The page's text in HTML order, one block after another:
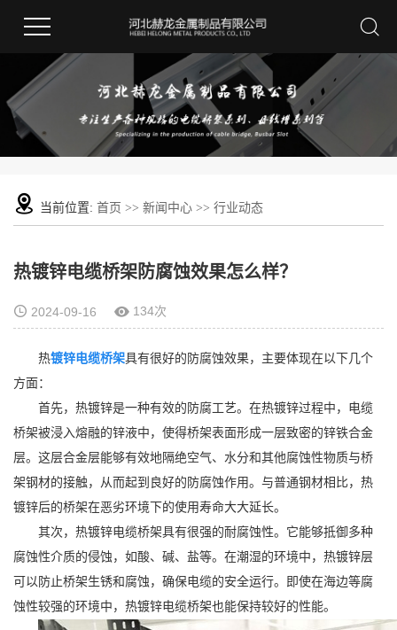
当前位置: 首页 >> 新闻中心 >> 行业动态
热镀锌电缆桥架防腐蚀效果怎么样？
2024-09-16 134次
热镀锌电缆桥架具有很好的防腐蚀效果，主要体现在以下几个
方面：
首先，热镀锌是一种有效的防腐工艺。在热镀锌过程中，电缆
桥架被浸入熔融的锌液中，使得桥架表面形成一层致密的锌铁合金
层。这层合金层能够有效地隔绝空气、水分和其他腐蚀性物质与桥
架钢材的接触，从而起到良好的防腐蚀作用。与普通钢材相比，热
镀锌后的桥架在恶劣环境下的使用寿命大大延长。
其次，热镀锌电缆桥架具有很强的耐腐蚀性。它能够抵御多种
腐蚀性介质的侵蚀，如酸、碱、盐等。在潮湿的环境中，热镀锌层
可以防止桥架生锈和腐蚀，确保电缆的安全运行。即使在海边等腐
蚀性较强的环境中，热镀锌电缆桥架也能保持较好的性能。